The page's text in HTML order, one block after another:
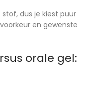
dus je kiest puur
en gewenste
orale gel: